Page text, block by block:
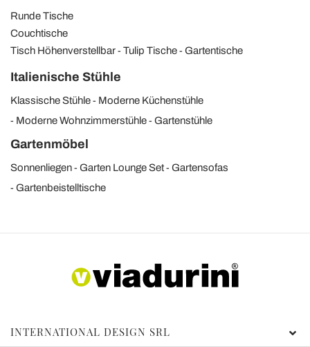
Runde Tische
Couchtische
Tisch Höhenverstellbar
Tulip Tische Gartentische
Italienische Stühle
Klassische Stühle
Moderne Küchenstühle
Moderne Wohnzimmerstühle
Gartenstühle
Gartenmöbel
Sonnenliegen Garten Lounge Set
Gartensofas
Gartenbeistelltische
INTERNATIONAL DESIGN SRL